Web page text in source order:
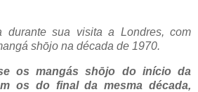
durante sua visita a Londres, com
shōjo na década de 1970.
os mangás shōjo do início da
os do final da mesma década,